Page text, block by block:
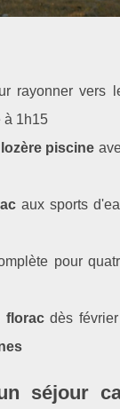
rayonner vers
à 1h15
piscine
aux sports
pour
floracdès février
séjour